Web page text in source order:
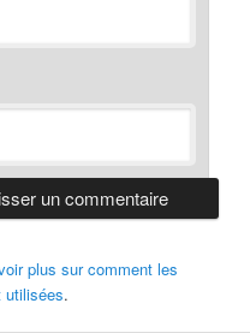
plus sur comment les
utilisées.